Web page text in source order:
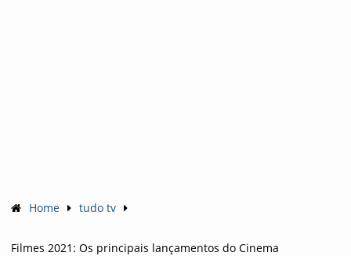
Home tudo tv
Filmes 2021: Os principais lançamentos do Cinema